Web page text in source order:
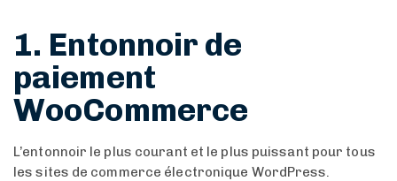
1. Entonnoir de
paiement
WooCommerce
L’entonnoir le plus courant et le plus puissant pour tous
les sites de commerce électronique WordPress.